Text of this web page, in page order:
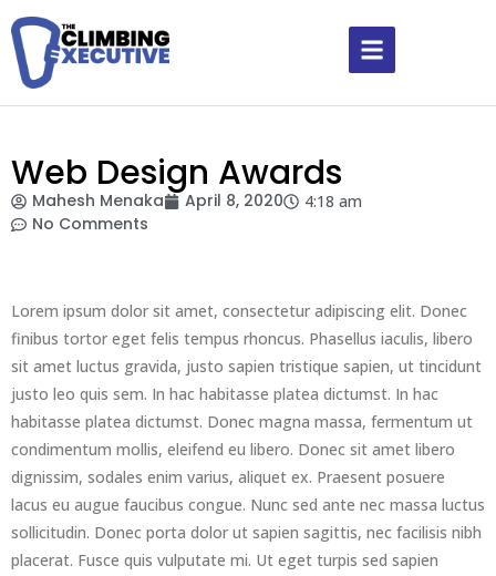
Web Design Awards
Mahesh Menaka April 8, 2020 4:18 am
No Comments
Lorem ipsum dolor sit amet, consectetur adipiscing elit. Donec
finibus tortor eget felis tempus rhoncus. Phasellus iaculis, libero
sit amet luctus gravida, justo sapien tristique sapien, ut tincidunt
justo leo quis sem. In hac habitasse platea dictumst. In hac
habitasse platea dictumst. Donec magna massa, fermentum ut
condimentum mollis, eleifend eu libero. Donec sit amet libero
dignissim, sodales enim varius, aliquet ex. Praesent posuere
lacus eu augue faucibus congue. Nunc sed ante nec massa luctus
sollicitudin. Donec porta dolor ut sapien sagittis, nec facilisis nibh
placerat. Fusce quis vulputate mi. Ut eget turpis sed sapien